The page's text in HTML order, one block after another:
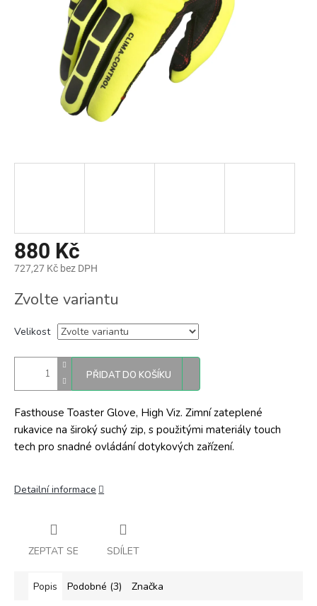
880 Kč
727,27 Kč bez DPH
cena:
Zvolte variantu
Velikost
PŘIDAT DO KOŠÍKU
Fasthouse Toaster Glove, High Viz. Zimní zateplené
rukavice na široký suchý zip, s použitými materiály touch
tech pro snadné ovládání dotykových zařízení.
Detailní informace
ZEPTAT SE SDÍLET
Popis Podobné (3) Značka